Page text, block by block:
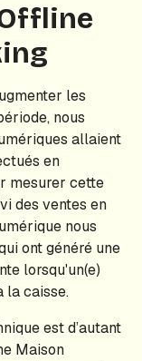
les
nous
allaient
en
mesurer cette
des ventes en
nous
ont généré une
lorsqu'un(e)
la caisse.
est d’autant
Maison